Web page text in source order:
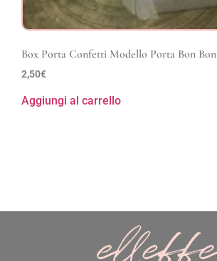
Box Porta Confetti Modello Porta Bon Bon
2,50€
Aggiungi al carrello